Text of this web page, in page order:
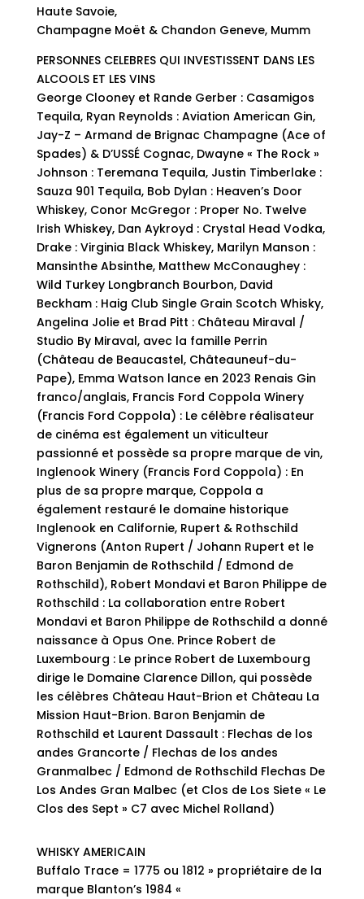
Haute Savoie,
Champagne Moët & Chandon Geneve, Mumm
PERSONNES CELEBRES QUI INVESTISSENT DANS LES
ALCOOLS ET LES VINS
George Clooney et Rande Gerber : Casamigos
Tequila, Ryan Reynolds : Aviation American Gin,
Jay-Z – Armand de Brignac Champagne (Ace of
Spades) & D’USSÉ Cognac, Dwayne « The Rock »
Johnson : Teremana Tequila, Justin Timberlake :
Sauza 901 Tequila, Bob Dylan : Heaven’s Door
Whiskey, Conor McGregor : Proper No. Twelve
Irish Whiskey, Dan Aykroyd : Crystal Head Vodka,
Drake : Virginia Black Whiskey, Marilyn Manson :
Mansinthe Absinthe, Matthew McConaughey :
Wild Turkey Longbranch Bourbon, David
Beckham : Haig Club Single Grain Scotch Whisky,
Angelina Jolie et Brad Pitt : Château Miraval /
Studio By Miraval, avec la famille Perrin
(Château de Beaucastel, Châteauneuf-du-
Pape), Emma Watson lance en 2023 Renais Gin
franco/anglais, Francis Ford Coppola Winery
(Francis Ford Coppola) : Le célèbre réalisateur
de cinéma est également un viticulteur
passionné et possède sa propre marque de vin,
Inglenook Winery (Francis Ford Coppola) : En
plus de sa propre marque, Coppola a
également restauré le domaine historique
Inglenook en Californie, Rupert & Rothschild
Vignerons (Anton Rupert / Johann Rupert et le
Baron Benjamin de Rothschild / Edmond de
Rothschild), Robert Mondavi et Baron Philippe de
Rothschild : La collaboration entre Robert
Mondavi et Baron Philippe de Rothschild a donné
naissance à Opus One. Prince Robert de
Luxembourg : Le prince Robert de Luxembourg
dirige le Domaine Clarence Dillon, qui possède
les célèbres Château Haut-Brion et Château La
Mission Haut-Brion. Baron Benjamin de
Rothschild et Laurent Dassault : Flechas de los
andes Grancorte / Flechas de los andes
Granmalbec / Edmond de Rothschild Flechas De
Los Andes Gran Malbec (et Clos de Los Siete « Le
Clos des Sept » C7 avec Michel Rolland)
WHISKY AMERICAIN
Buffalo Trace = 1775 ou 1812 » propriétaire de la
marque Blanton’s 1984 «